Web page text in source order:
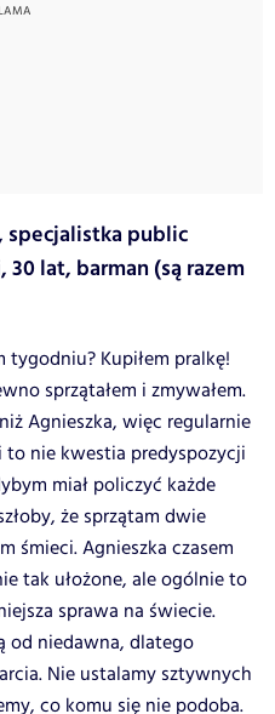
specjalistka public
30 lat, barman (są razem
tygodniu? Kupiłem pralkę!
sprzątałem i zmywałem.
Agnieszka, więc regularnie
nie kwestia predyspozycji
miał policzyć każde
że sprzątam dwie
śmieci. Agnieszka czasem
tak ułożone, ale ogólnie to
sprawa na świecie.
od niedawna, dlatego
Nie ustalamy sztywnych
co komu się nie podoba.